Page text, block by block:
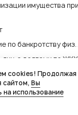
имущества
по банкротству физ.
лиц с долгами по ЖКХ
в Санкт-Петербурге
физических лиц
cookies! Продолжая
сайтом, Вы
на использование